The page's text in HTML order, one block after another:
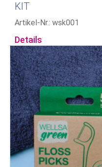
KIT
Artikel-Nr.: wsk001
Details